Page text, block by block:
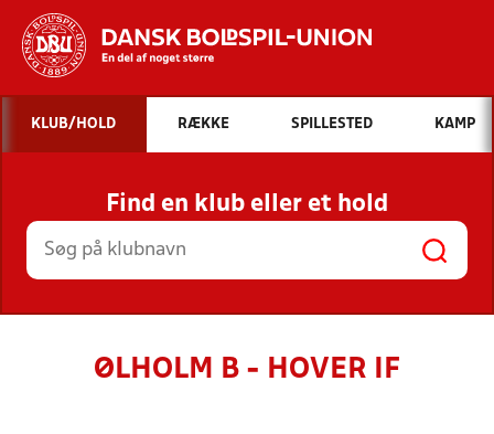
Hvad vil du søge efter?
INDHOLD OG NYHEDER
STILLINGER, RESULTATER, KLUBBER OG
HOLD
KLUB/HOLD RÆKKE SPILLESTED KAMP
Find en klub eller et hold
ØLHOLM B - HOVER IF